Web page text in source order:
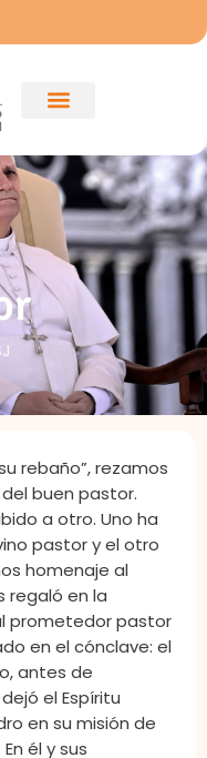
rebaño”, rezamos
buen pastor.
a otro. Uno ha
pastor y el otro
homenaje al
regaló en la
prometedor pastor
en el cónclave: el
antes de
el Espíritu
en su misión de
él y sus